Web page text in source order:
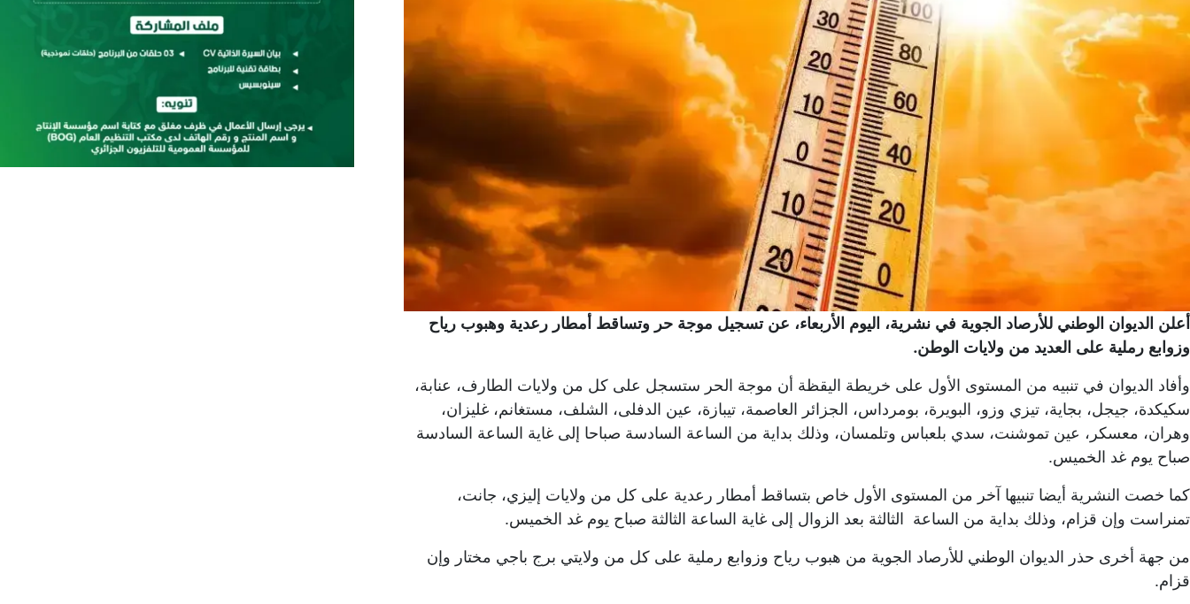
أعلن الديوان الوطني للأرصاد الجوية في نشرية، اليوم الأربعاء، عن تسجيل موجة حر وتساقط أمطار رعدية وهبوب رياح
وزوابع رملية على العديد من ولايات الوطن.
وأفاد الديوان في تنبيه من المستوى الأول على خريطة اليقظة أن موجة الحر ستسجل على كل من ولايات الطارف، عنابة،
سكيكدة، جيجل، بجاية، تيزي وزو، البويرة، بومرداس، الجزائر العاصمة، تيبازة، عين الدفلى، الشلف، مستغانم، غليزان،
وهران، معسكر، عين تموشنت، سدي بلعباس وتلمسان، وذلك بداية من الساعة السادسة صباحا إلى غاية الساعة السادسة
صباح يوم غد الخميس.
كما خصت النشرية أيضا تنبيها آخر من المستوى الأول خاص بتساقط أمطار رعدية على كل من ولايات إليزي، جانت،
تمنراست وإن قزام، وذلك بداية من الساعة الثالثة بعد الزوال إلى غاية الساعة الثالثة صباح يوم غد الخميس.
من جهة أخرى حذر الديوان الوطني للأرصاد الجوية من هبوب رياح وزوابع رملية على كل من ولايتي برج باجي مختار وإن
قزام.